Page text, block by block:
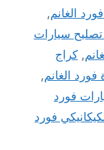
الغانم,
سيارات
, كراج
الغانم,
فورد
فورد